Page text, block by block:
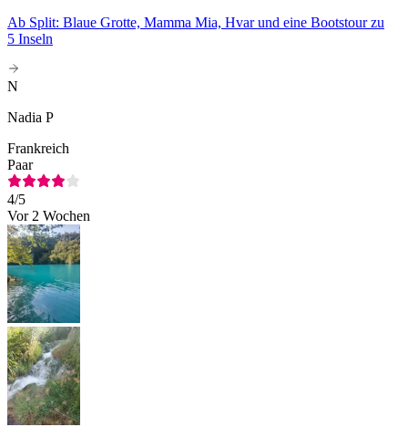
Ab Split: Blaue Grotte, Mamma Mia, Hvar und eine Bootstour zu
5 Inseln
N
Nadia P
Frankreich
Paar
4/5
Vor 2 Wochen